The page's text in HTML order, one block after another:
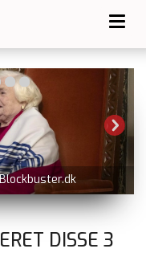
DISSE 3